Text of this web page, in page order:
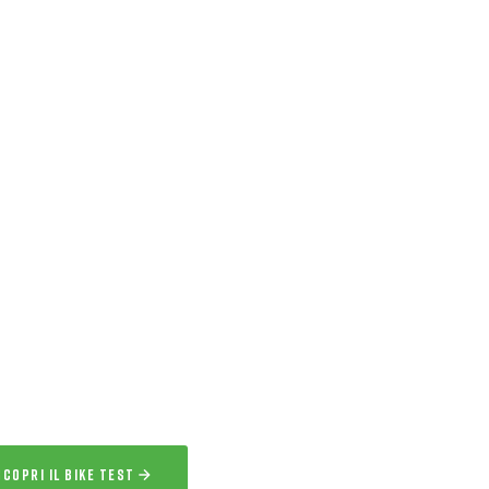
IL BIKE TEST